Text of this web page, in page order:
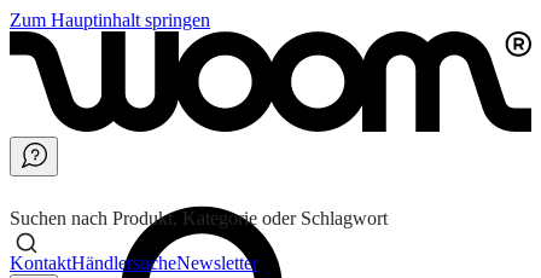
Zum Hauptinhalt springen
Suchen nach Produkt, Kategorie oder Schlagwort
KontaktHändlersucheNewsletter